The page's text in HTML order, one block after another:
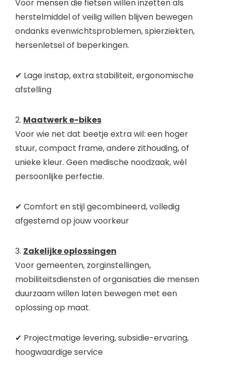
Voor mensen die fietsen willen inzetten als
herstelmiddel of veilig willen blijven bewegen
ondanks evenwichtsproblemen, spierziekten,
hersenletsel of beperkingen.
✔ Lage instap, extra stabiliteit, ergonomische
afstelling
2. Maatwerk e-bikes
Voor wie net dat beetje extra wil: een hoger
stuur, compact frame, andere zithouding, of
unieke kleur. Geen medische noodzaak, wél
persoonlijke perfectie.
✔ Comfort en stijl gecombineerd, volledig
afgestemd op jouw voorkeur
3. Zakelijke oplossingen
Voor gemeenten, zorginstellingen,
mobiliteitsdiensten of organisaties die mensen
duurzaam willen laten bewegen met een
oplossing op maat.
✔ Projectmatige levering, subsidie-ervaring,
hoogwaardige service